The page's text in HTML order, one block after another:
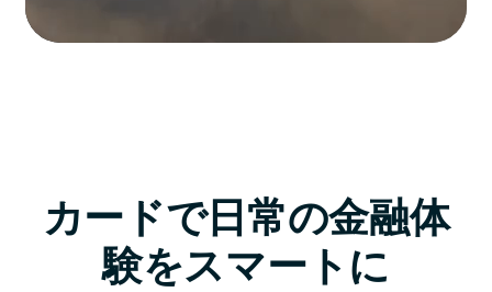
カードで日常の金融体
験をスマートに